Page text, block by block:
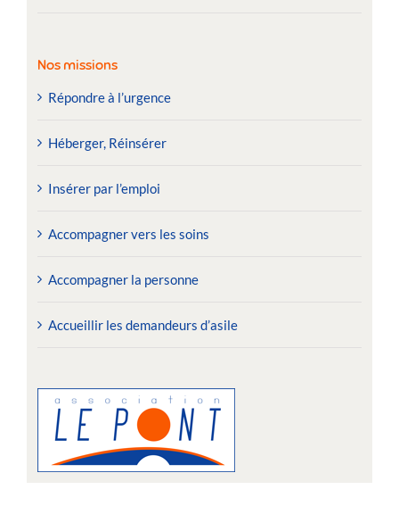
Nos missions
Répondre à l’urgence
Héberger, Réinsérer
Insérer par l’emploi
Accompagner vers les soins
Accompagner la personne
Accueillir les demandeurs d’asile